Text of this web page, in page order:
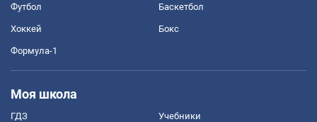
Футбол Баскетбол
Хоккей Бокс
Формула-1
Моя школа
ГДЗ Учебники